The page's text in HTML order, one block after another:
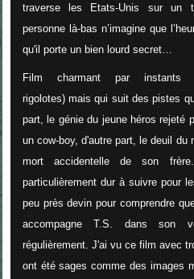
traverse les Etats-Unis sur un
personne là-bas n’imagine que
qu'il porte un bien lourd secret…
Film charmant par instants
rigolotes) mais qui suit des pistes
part, le génie du jeune héros rejeté
un cow-boy, d'autre part, le deuil du
mort accidentelle de son
particulièrement dur à suivre pour
peu près devin pour comprendre
accompagne T.S. dans son
régulièrement. J'ai vu ce film avec
ont été sages comme des images